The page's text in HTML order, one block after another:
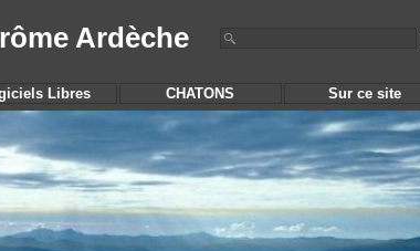
Ardèche
Libres CHATONS Sur ce site